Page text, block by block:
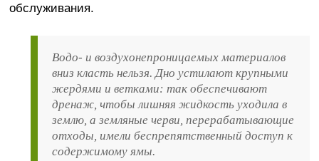
обслуживания.
Водо- и воздухонепроницаемых материалов
вниз класть нельзя. Дно устилают крупными
жердями и ветками: так обеспечивают
дренаж, чтобы лишняя жидкость уходила в
землю, а земляные черви, перерабатывающие
отходы, имели беспрепятственный доступ к
содержимому ямы.